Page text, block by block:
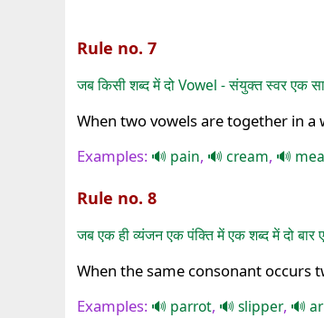
Rule no. 7
जब किसी शब्द में दो Vowel - संयुक्त स्वर एक
When two vowels are together in
Examples:
pain, cream,
Rule no. 8
जब एक ही व्यंजन एक पंक्ति में एक शब्द में दो
When the same consonant occurs
Examples:
parrot, slipper,